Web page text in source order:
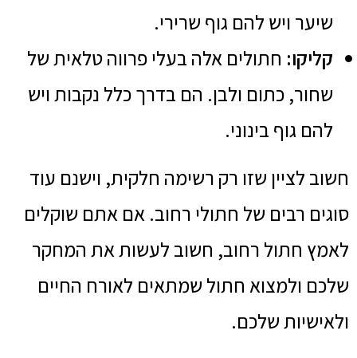
שיער ויש להם גוף שרירי.
קליקו: חתולים אלה בעלי פרווה טלאית של
שחור, כתום ולבן. הם בדרך כלל נקבות ויש
להם גוף בינוני.
חשוב לציין שזו רק רשימה חלקית, וישנם עוד
סוגים רבים של חתולי רחוב. אם אתם שוקלים
לאמץ חתול רחוב, חשוב לעשות את המחקר
שלכם ולמצוא חתול שמתאים לאורח החיים
ולאישיות שלכם.